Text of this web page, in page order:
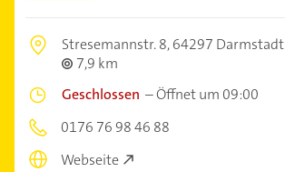
Stresemannstr. 8,64297 Darmstadt
7,9 km
Geschlossen –Öffnet um 09:00
0176 76 98 46 88
Webseite